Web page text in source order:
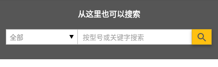
从这里也可以搜索